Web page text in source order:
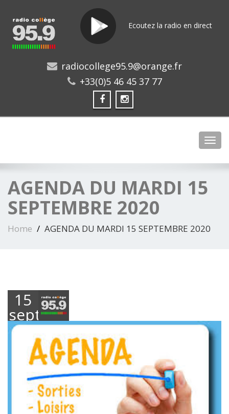
Ecoutez la radio en direct
radiocollege95.9@orange.fr
+33(0)5 46 45 37 77
AGENDA DU MARDI 15
SEPTEMBRE 2020
Home AGENDA DU MARDI 15 SEPTEMBRE 2020
15
septembre
2020